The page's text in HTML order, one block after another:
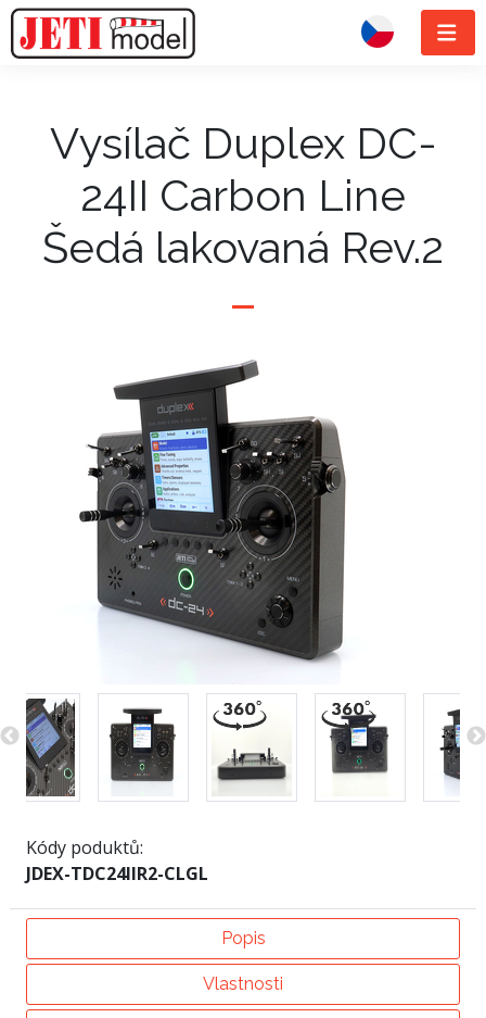
Vysílač Duplex DC-
24II Carbon Line
Šedá lakovaná Rev.2
Kódy poduktů:
JDEX-TDC24IIR2-CLGL
Popis
Vlastnosti